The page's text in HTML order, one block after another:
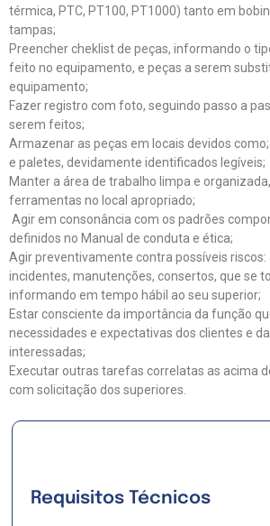
térmica, PTC, PT100, PT1000) tanto em
tampas;
Preencher cheklist de peças, informando o
feito no equipamento, e peças a serem
equipamento;
Fazer registro com foto, seguindo passo a
serem feitos;
Armazenar as peças em locais devidos
e paletes, devidamente identificados legíveis;
Manter a área de trabalho limpa e
ferramentas no local apropriado;
Agir em consonância com os padrões
definidos no Manual de conduta e ética;
Agir preventivamente contra possíveis
incidentes, manutenções, consertos, que se
informando em tempo hábil ao seu superior;
Estar consciente da importância da função
necessidades e expectativas dos clientes e
interessadas;
Executar outras tarefas correlatas as acima
com solicitação dos superiores.
Requisitos Técnicos